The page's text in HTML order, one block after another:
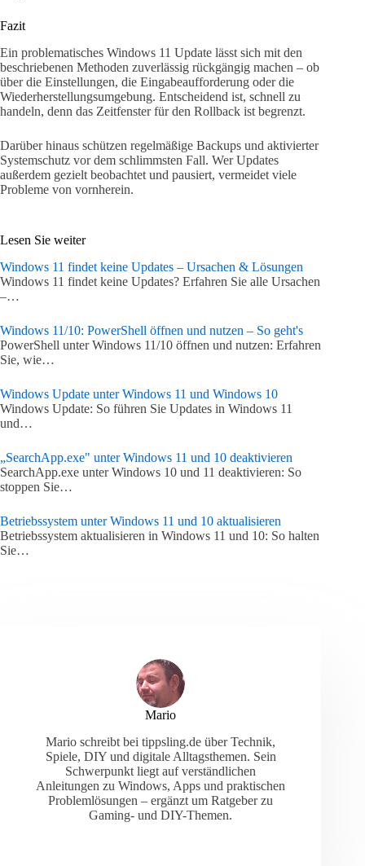
Fazit
Ein problematisches Windows 11 Update lässt sich mit den
beschriebenen Methoden zuverlässig rückgängig machen – ob
über die Einstellungen, die Eingabeaufforderung oder die
Wiederherstellungsumgebung. Entscheidend ist, schnell zu
handeln, denn das Zeitfenster für den Rollback ist begrenzt.
Darüber hinaus schützen regelmäßige Backups und aktivierter
Systemschutz vor dem schlimmsten Fall. Wer Updates
außerdem gezielt beobachtet und pausiert, vermeidet viele
Probleme von vornherein.
Lesen Sie weiter
Windows 11 findet keine Updates – Ursachen & Lösungen
Windows 11 findet keine Updates? Erfahren Sie alle Ursachen
–…
Windows 11/10: PowerShell öffnen und nutzen – So geht's
PowerShell unter Windows 11/10 öffnen und nutzen: Erfahren
Sie, wie…
Windows Update unter Windows 11 und Windows 10
Windows Update: So führen Sie Updates in Windows 11
und…
„SearchApp.exe" unter Windows 11 und 10 deaktivieren
SearchApp.exe unter Windows 10 und 11 deaktivieren: So
stoppen Sie…
Betriebssystem unter Windows 11 und 10 aktualisieren
Betriebssystem aktualisieren in Windows 11 und 10: So halten
Sie…
Mario
Mario schreibt bei tippsling.de über Technik,
Spiele, DIY und digitale Alltagsthemen. Sein
Schwerpunkt liegt auf verständlichen
Anleitungen zu Windows, Apps und praktischen
Problemlösungen – ergänzt um Ratgeber zu
Gaming- und DIY-Themen.